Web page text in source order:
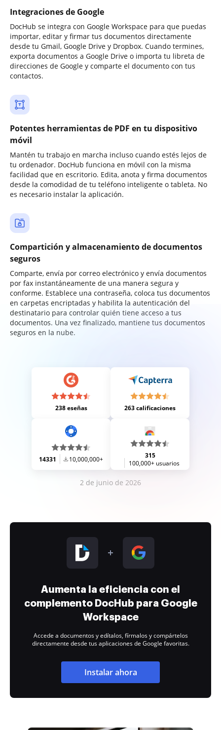
Integraciones de Google
DocHub se integra con Google Workspace para que puedas
importar, editar y firmar tus documentos directamente
desde tu Gmail, Google Drive y Dropbox. Cuando termines,
exporta documentos a Google Drive o importa tu libreta de
direcciones de Google y comparte el documento con tus
contactos.
Potentes herramientas de PDF en tu dispositivo
móvil
Mantén tu trabajo en marcha incluso cuando estés lejos de
tu ordenador. DocHub funciona en móvil con la misma
facilidad que en escritorio. Edita, anota y firma documentos
desde la comodidad de tu teléfono inteligente o tableta. No
es necesario instalar la aplicación.
Compartición y almacenamiento de documentos
seguros
Comparte, envía por correo electrónico y envía documentos
por fax instantáneamente de una manera segura y
conforme. Establece una contraseña, coloca tus documentos
en carpetas encriptadas y habilita la autenticación del
destinatario para controlar quién tiene acceso a tus
documentos. Una vez finalizado, mantiene tus documentos
seguros en la nube.
238 eseñas 263 calificaciones
14331 10,000,000+
315
100,000+ usuarios
2 de junio de 2026
Aumenta la eficiencia con el
complemento DocHub para Google
Workspace
Accede a documentos y edítalos, fírmalos y compártelos
directamente desde tus aplicaciones de Google favoritas.
Instalar ahora